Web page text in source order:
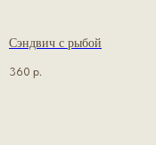
Сэндвич с рыбой
360 р.